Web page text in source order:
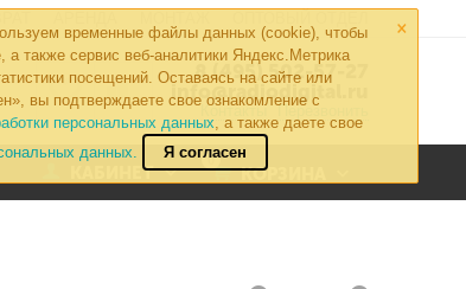
×
временные файлы данных (cookie), чтобы
а также сервис веб-аналитики Яндекс.Метрика
посещений. Оставаясь на сайте или
вы подтверждаете свое ознакомление с
персональных данных, а также даете свое
данных.
Я согласен
8 (495) 502-57-27
info@radiodigital.ru
Контакты Перезвонить
0
КОРЗИНА
КАБИНЕТ